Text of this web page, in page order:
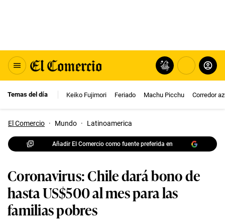
Temas del día Keiko Fujimori Feriado Machu Picchu Corredor
El Comercio · Mundo · Latinoamerica
Añadir El Comercio como fuente preferida en
Coronavirus: Chile dará bono de
hasta US$500 al mes para las
familias pobres